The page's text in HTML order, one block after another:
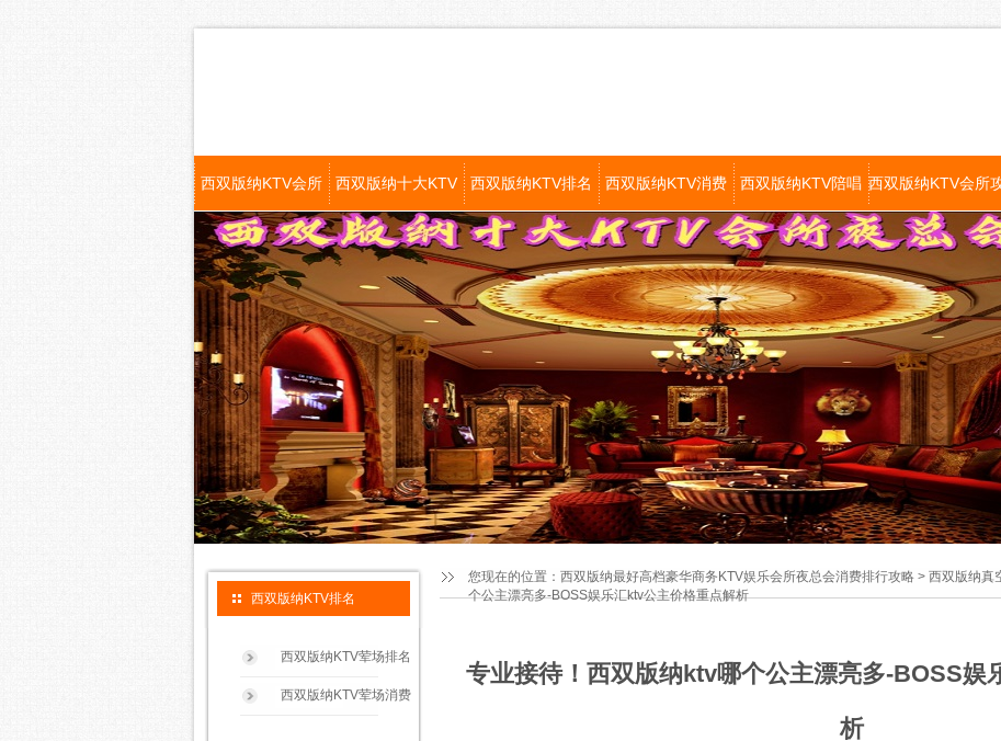
西双版纳KTV会所 西双版纳十大KTV 西双版纳KTV排名 西双版纳KTV消费 西双版纳KTV陪唱 西双版纳KTV会所
您现在的位置： 西双版纳最好高档豪华商务KTV娱乐会所夜总会消费排行攻略 > 西双版纳真
个公主漂亮多-BOSS娱乐汇ktv公主价格重点解析
西双版纳KTV排名
西双版纳KTV荤场排名
西双版纳KTV荤场消费
专业接待！西双版纳ktv哪个公主漂亮多-BOSS娱
析